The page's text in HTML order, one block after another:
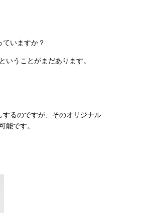
いますか？
うことがまだあります。
るのですが、そのオリジナル
能です。